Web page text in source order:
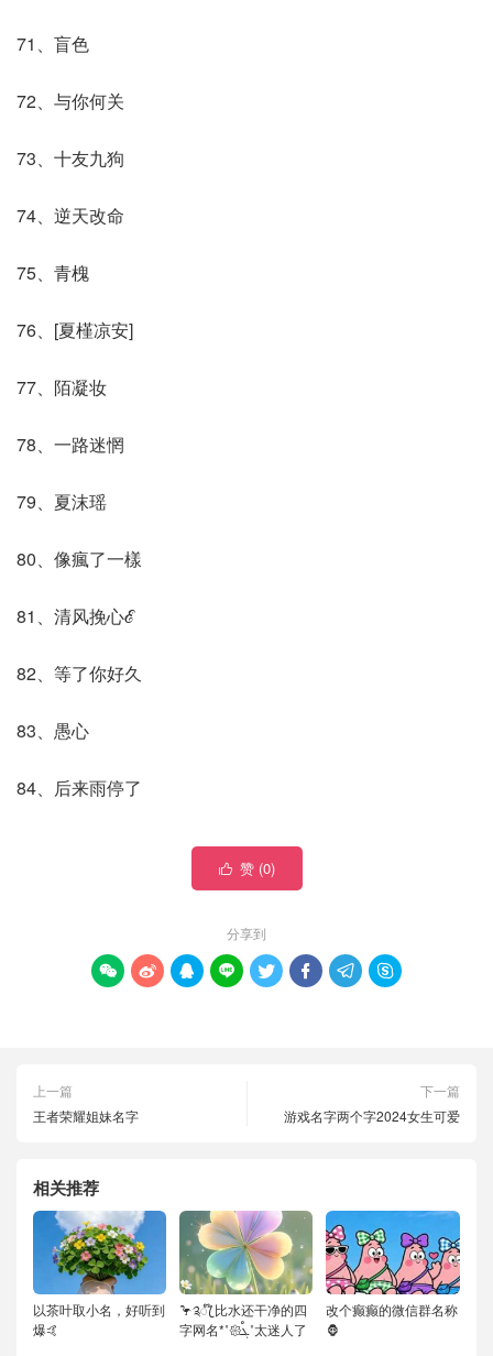
71、盲色
72、与你何关
73、十友九狗
74、逆天改命
75、青槐
76、[夏槿凉安]
77、陌凝妆
78、一路迷惘
79、夏沫瑶
80、像瘋了一樣
81、清风挽心ℰ
82、等了你好久
83、愚心
84、后来雨停了
 赞 (0)
分享到
       
上一篇
王者荣耀姐妹名字
下一篇
游戏名字两个字2024女生可爱
相关推荐
以茶叶取小名，好听到
爆🤙
🦩༉ꦿ໊ 比水还干净的四
字网名*˚𑁍ࠬܓ˚太迷人了
改个癫癫的微信群名称
🦍